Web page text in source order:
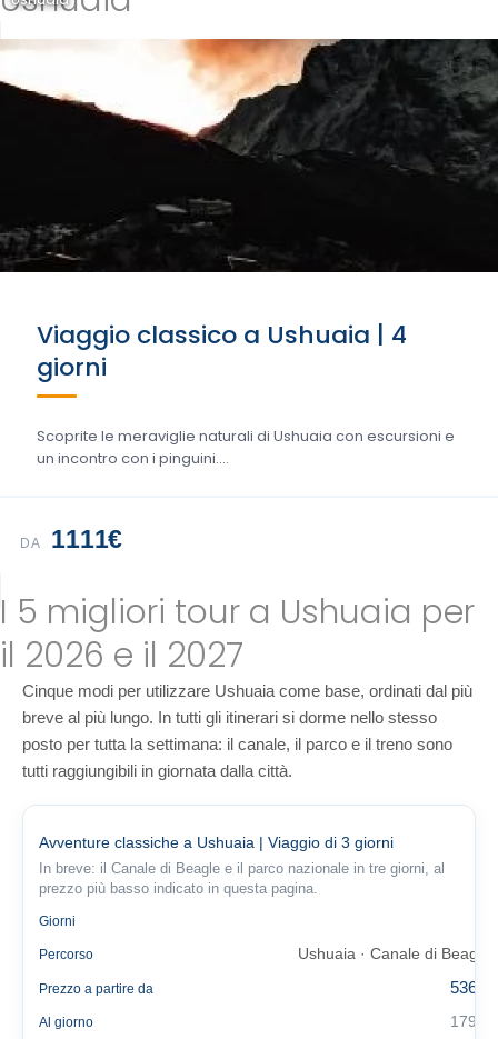
Viaggio classico a Ushuaia | 4
giorni
Scoprite le meraviglie naturali di Ushuaia con escursioni e
un incontro con i pinguini....
DA 1111€
I 5 migliori tour a Ushuaia per
il 2026 e il 2027
Cinque modi per utilizzare Ushuaia come base, ordinati dal più
breve al più lungo. In tutti gli itinerari si dorme nello stesso
posto per tutta la settimana: il canale, il parco e il treno sono
tutti raggiungibili in giornata dalla città.
Avventure classiche a Ushuaia | Viaggio di 3 giorni
In breve: il Canale di Beagle e il parco nazionale in tre giorni, al
prezzo più basso indicato in questa pagina.
Giorni
Percorso Ushuaia · Canale di Beagle
Prezzo a partire da 536 €
Al giorno 179 €